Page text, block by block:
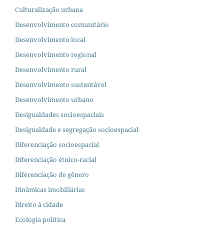
Culturalização urbana
Desenvolvimento comunitário
Desenvolvimento local
Desenvolvimento regional
Desenvolvimento rural
Desenvolvimento sustentável
Desenvolvimento urbano
Desigualdades socioespaciais
Desigualdade e segregação socioespacial
Diferenciação socioespacial
Diferenciação étnico-racial
Diferenciação de gênero
Dinâmicas imobiliárias
Direito à cidade
Ecologia política